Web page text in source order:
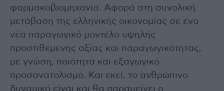
φαρμακοβιομηχανία. Αφορά στη συνολική
μετάβαση της ελληνικής οικονομίας σε ένα
νέα παραγωγικό μοντέλο υψηλής
προστιθέμενης αξίας και παραγωγικότητας,
με γνώση, ποιότητα και εξαγωγικό
προσανατολισμό. Και εκεί, το ανθρώπινο
δυναμικό είναι και θα παραμείνει ο